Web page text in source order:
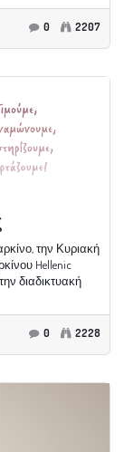
0 2207
την Κυριακή
Hellenic
διαδικτυακή
0 2228